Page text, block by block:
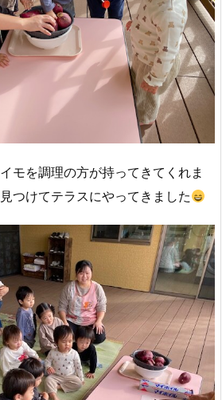
モを調理の方が持ってきてくれま
つけてテラスにやってきました